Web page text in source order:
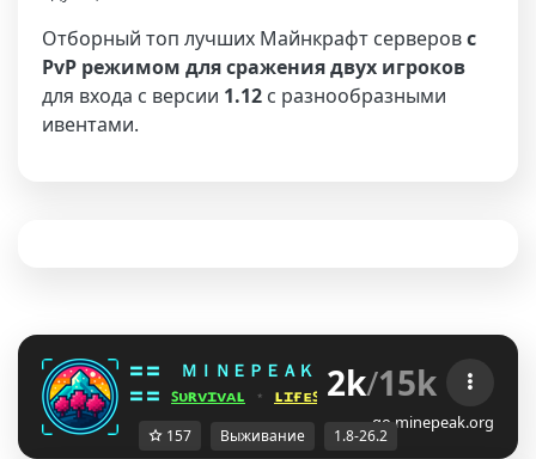
Отборный топ лучших Майнкрафт серверовс
PvP режимом для сражения двух игроков
для входа с версии 1.12 с разнообразными
ивентами.
〓〓 ＭＩＮＥＰＥＡＫ ¤ 1.8 - 26.2
〓〓 ꜱᴜʀᴠɪᴠᴀʟ ⋆ ʟɪғᴇꜱᴛᴇᴀʟ ⋆ ʙᴇᴅᴡᴀʀꜱ ⋆
2k/15k
go.minepeak.org
157 Выживание 1.8-26.2